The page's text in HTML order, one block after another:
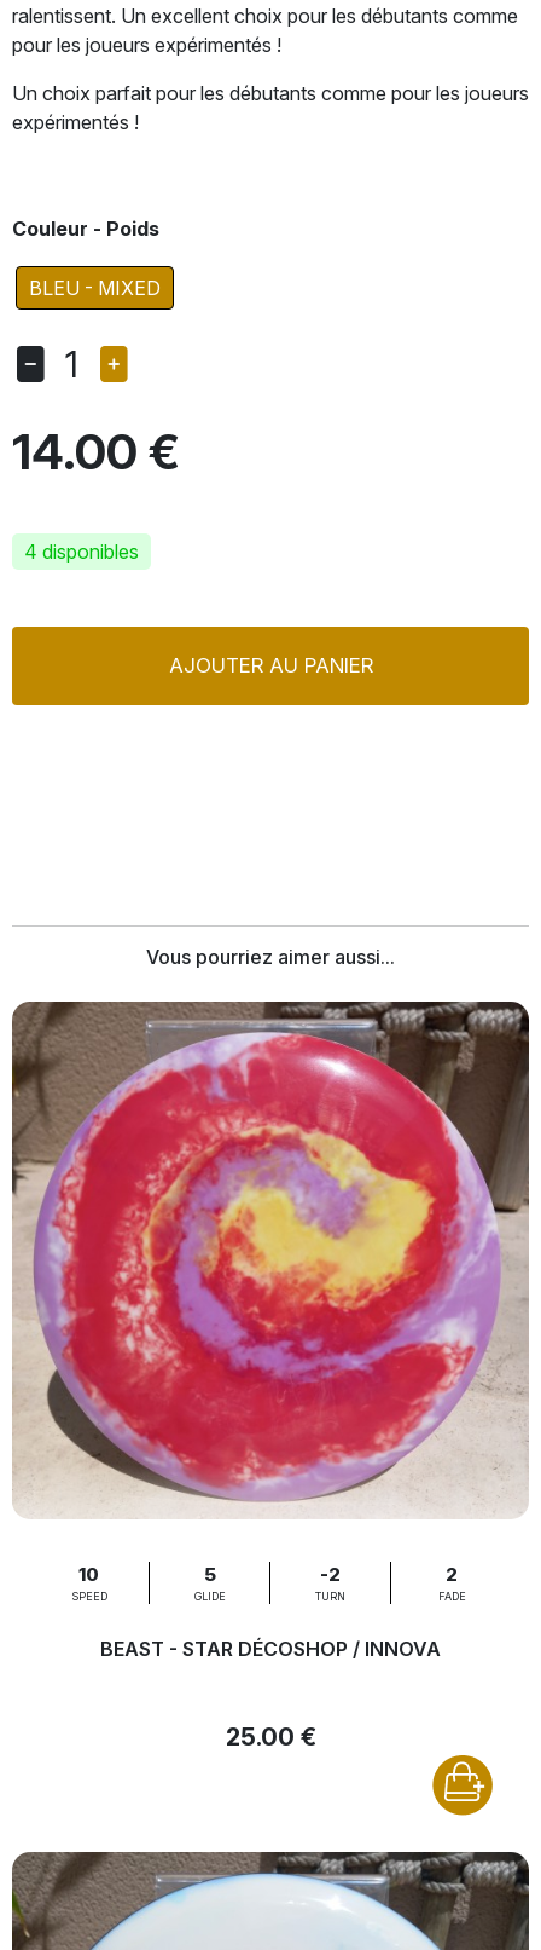
ralentissent. Un excellent choix pour les débutants comme
pour les joueurs expérimentés !
Un choix parfait pour les débutants comme pour les joueurs
expérimentés !
Couleur - Poids
BLEU - MIXED
1
14.00 €
4 disponibles
AJOUTER AU PANIER
Vous pourriez aimer aussi...
10
SPEED
5
GLIDE
-2
TURN
2
FADE
BEAST - STAR DÉCOSHOP / INNOVA
25.00 €